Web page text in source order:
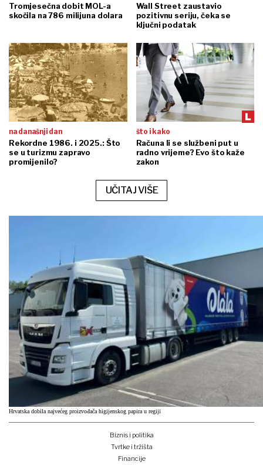
Tromjesečna dobit MOL-a
skočila na 786 milijuna dolara
Wall Street zaustavio
pozitivnu seriju, čeka se
ključni podatak
na današnji dan
Rekordne 1986. i 2025.: Što
se u turizmu zapravo
promijenilo?
što i kako
Računa li se službeni put u
radno vrijeme? Evo što kaže
zakon
UČITAJ VIŠE
Hrvatska dobila najvećeg proizvođača higijenskog papira u regiji
Biznis i politika
Tvrtke i tržišta
Financije